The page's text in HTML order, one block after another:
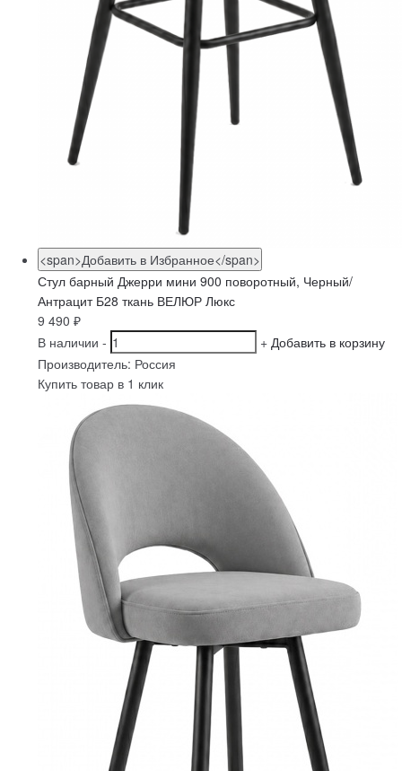
<span>Добавить в Избранное</span>
Стул барный Джерри мини 900 поворотный, Черный/
Антрацит Б28 ткань ВЕЛЮР Люкс
9 490 ₽
В наличии - + Добавить в корзину
Производитель: Россия
Купить товар в 1 клик